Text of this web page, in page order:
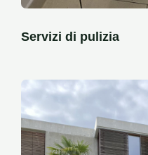
Servizi di pulizia